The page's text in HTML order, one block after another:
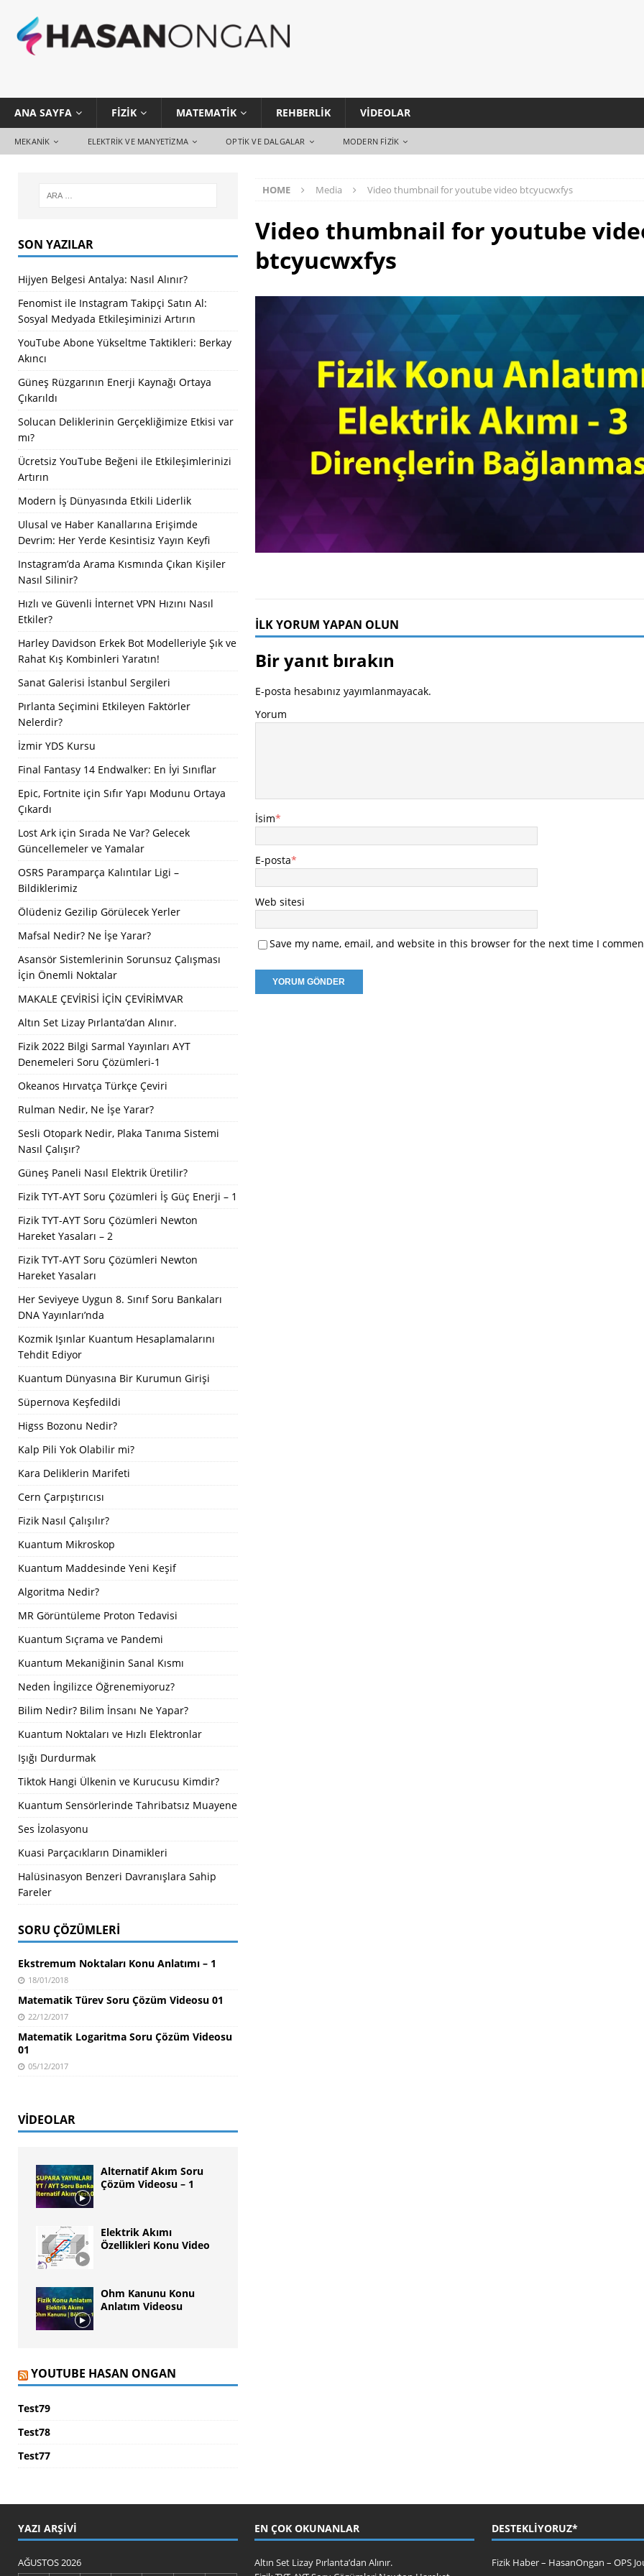
ANA SAYFA FIZIK MATEMATIK REHBERLIK VIDEOLAR
MEKANIK ELEKTRIK VE MANYETIZMA OPTIK VE DALGALAR MODERN FIZIK
HOME Media Video thumbnail for youtube video btcyucwxfys
Video thumbnail for youtube
btcyucwxfys
İLK YORUM YAPAN OLUN
Bir yanıt bırakın
E-posta hesabınız yayımlanmayacak.
Yorum
İsim*
E-posta*
Web sitesi
Save my name, email, and website in this browser for the next time I
SON YAZILAR
Hijyen Belgesi Antalya: Nasıl Alınır?
Fenomist ile Instagram Takipçi Satın Al:
Sosyal Medyada Etkileşiminizi Artırın
YouTube Abone Yükseltme Taktikleri: Berkay
Akıncı
Güneş Rüzgarının Enerji Kaynağı Ortaya
Çıkarıldı
Solucan Deliklerinin Gerçekliğimize Etkisi var
mı?
Ücretsiz YouTube Beğeni ile Etkileşimlerinizi
Artırın
Modern İş Dünyasında Etkili Liderlik
Ulusal ve Haber Kanallarına Erişimde
Devrim: Her Yerde Kesintisiz Yayın Keyfi
Instagram’da Arama Kısmında Çıkan Kişiler
Nasıl Silinir?
Hızlı ve Güvenli İnternet VPN Hızını Nasıl
Etkiler?
Harley Davidson Erkek Bot Modelleriyle Şık ve
Rahat Kış Kombinleri Yaratın!
Sanat Galerisi İstanbul Sergileri
Pırlanta Seçimini Etkileyen Faktörler
Nelerdir?
İzmir YDS Kursu
Final Fantasy 14 Endwalker: En İyi Sınıflar
Epic, Fortnite için Sıfır Yapı Modunu Ortaya
Çıkardı
Lost Ark için Sırada Ne Var? Gelecek
Güncellemeler ve Yamalar
OSRS Paramparça Kalıntılar Ligi –
Bildiklerimiz
Ölüdeniz Gezilip Görülecek Yerler
Mafsal Nedir? Ne İşe Yarar?
Asansör Sistemlerinin Sorunsuz Çalışması
İçin Önemli Noktalar
MAKALE ÇEVİRİSİ İÇİN ÇEVİRİMVAR
Altın Set Lizay Pırlanta’dan Alınır.
Fizik 2022 Bilgi Sarmal Yayınları AYT
Denemeleri Soru Çözümleri-1
Okeanos Hırvatça Türkçe Çeviri
Rulman Nedir, Ne İşe Yarar?
Sesli Otopark Nedir, Plaka Tanıma Sistemi
Nasıl Çalışır?
Güneş Paneli Nasıl Elektrik Üretilir?
Fizik TYT-AYT Soru Çözümleri İş Güç Enerji – 1
Fizik TYT-AYT Soru Çözümleri Newton
Hareket Yasaları – 2
Fizik TYT-AYT Soru Çözümleri Newton
Hareket Yasaları
Her Seviyeye Uygun 8. Sınıf Soru Bankaları
DNA Yayınları’nda
Kozmik Işınlar Kuantum Hesaplamalarını
Tehdit Ediyor
Kuantum Dünyasına Bir Kurumun Girişi
Süpernova Keşfedildi
Higss Bozonu Nedir?
Kalp Pili Yok Olabilir mi?
Kara Deliklerin Marifeti
Cern Çarpıştırıcısı
Fizik Nasıl Çalışılır?
Kuantum Mikroskop
Kuantum Maddesinde Yeni Keşif
Algoritma Nedir?
MR Görüntüleme Proton Tedavisi
Kuantum Sıçrama ve Pandemi
Kuantum Mekaniğinin Sanal Kısmı
Neden İngilizce Öğrenemiyoruz?
Bilim Nedir? Bilim İnsanı Ne Yapar?
Kuantum Noktaları ve Hızlı Elektronlar
Işığı Durdurmak
Tiktok Hangi Ülkenin ve Kurucusu Kimdir?
Kuantum Sensörlerinde Tahribatsız Muayene
Ses İzolasyonu
Kuasi Parçacıkların Dinamikleri
Halüsinasyon Benzeri Davranışlara Sahip
Fareler
SORU ÇÖZÜMLERI
Ekstremum Noktaları Konu Anlatımı – 1
18/01/2018
Matematik Türev Soru Çözüm Videosu 01
22/12/2017
Matematik Logaritma Soru Çözüm Videosu
01
05/12/2017
VIDEOLAR
Alternatif Akım Soru
Çözüm Videosu – 1
Elektrik Akımı
Özellikleri Konu Video
Ohm Kanunu Konu
Anlatım Videosu
YOUTUBE HASAN ONGAN
Test79
Test78
Test77
YAZI ARŞIVI
AĞUSTOS 2026
EN ÇOK OKUNANLAR
Altın Set Lizay Pırlanta’dan Alınır.
DESTEKLIYORUZ*
Fizik Haber– HasanOngan – OPS